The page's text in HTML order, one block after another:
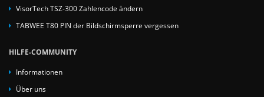
VisorTech TSZ-300 Zahlencode ändern
TABWEE T80 PIN der Bildschirmsperre vergessen
HILFE-COMMUNITY
Informationen
Über uns